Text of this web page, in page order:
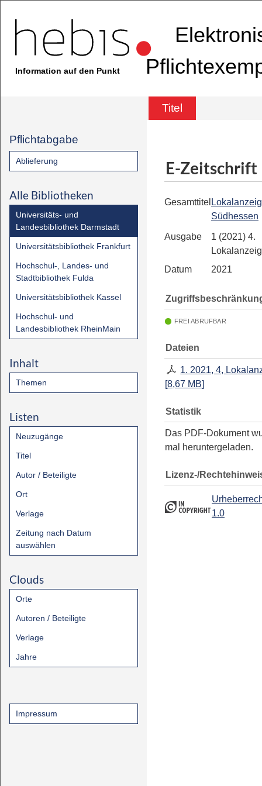
Information auf den Punkt
Titel
Pflichtabgabe
Ablieferung
Alle Bibliotheken
Universitäts- und
Landesbibliothek Darmstadt
Universitätsbibliothek Frankfurt
Hochschul-, Landes- und
Stadtbibliothek Fulda
Universitätsbibliothek Kassel
Hochschul- und
Landesbibliothek RheinMain
Inhalt
Themen
Listen
Neuzugänge
Titel
Autor / Beteiligte
Ort
Verlage
Zeitung nach Datum
auswählen
Clouds
Orte
Autoren / Beteiligte
Verlage
Jahre
Impressum
E-Zeitschrift
Gesamttitel
Südhessen
Ausgabe
1 (2021) 4.
Datum
2021
FREI ABRUFBAR
Dateien
1. 2021, 4,
[8,67 MB]
Statistik
Das PDF-Dokument
mal heruntergeladen.
Lizenz-/
1.0